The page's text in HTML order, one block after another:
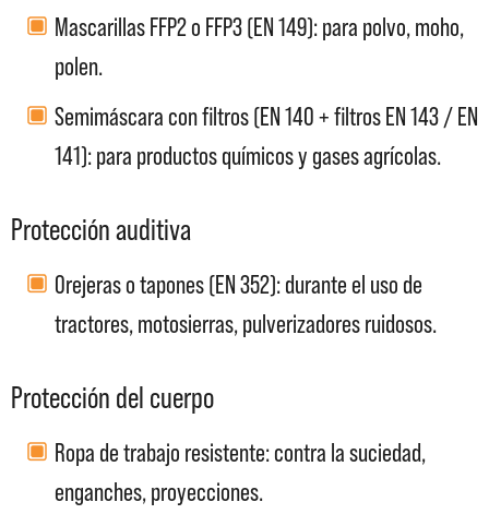
Mascarillas FFP2 o FFP3 (EN 149): para polvo, moho,
polen.
Semimáscara con filtros (EN 140 + filtros EN 143 / EN
141): para productos químicos y gases agrícolas.
Protección auditiva
Orejeras o tapones (EN 352): durante el uso de
tractores, motosierras, pulverizadores ruidosos.
Protección del cuerpo
Ropa de trabajo resistente: contra la suciedad,
enganches, proyecciones.